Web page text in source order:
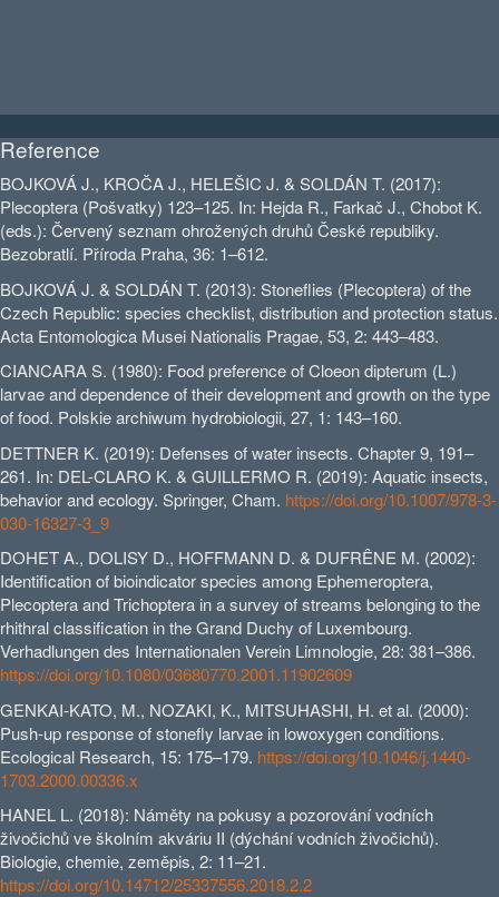
Reference
BOJKOVÁ J., KROČA J., HELEŠIC J. & SOLDÁN T. (2017):
Plecoptera (Pošvatky) 123–125. In: Hejda R., Farkač J., Chobot K.
(eds.): Červený seznam ohrožených druhů České republiky.
Bezobratlí. Příroda Praha, 36: 1–612.
BOJKOVÁ J. & SOLDÁN T. (2013): Stoneflies (Plecoptera) of the
Czech Republic: species checklist, distribution and protection status.
Acta Entomologica Musei Nationalis Pragae, 53, 2: 443–483.
CIANCARA S. (1980): Food preference of Cloeon dipterum (L.)
larvae and dependence of their development and growth on the type
of food. Polskie archiwum hydrobiologii, 27, 1: 143–160.
DETTNER K. (2019): Defenses of water insects. Chapter 9, 191–
261. In: DEL-CLARO K. & GUILLERMO R. (2019): Aquatic insects,
behavior and ecology. Springer, Cham. https://doi.org/10.1007/978-3-
030-16327-3_9
DOHET A., DOLISY D., HOFFMANN D. & DUFRÊNE M. (2002):
Identification of bioindicator species among Ephemeroptera,
Plecoptera and Trichoptera in a survey of streams belonging to the
rhithral classification in the Grand Duchy of Luxembourg.
Verhadlungen des Internationalen Verein Limnologie, 28: 381–386.
https://doi.org/10.1080/03680770.2001.11902609
GENKAI-KATO, M., NOZAKI, K., MITSUHASHI, H. et al. (2000):
Push-up response of stonefly larvae in lowoxygen conditions.
Ecological Research, 15: 175–179. https://doi.org/10.1046/j.1440-
1703.2000.00336.x
HANEL L. (2018): Náměty na pokusy a pozorování vodních
živočichů ve školním akváriu II (dýchání vodních živočichů).
Biologie, chemie, zeměpis, 2: 11–21.
https://doi.org/10.14712/25337556.2018.2.2